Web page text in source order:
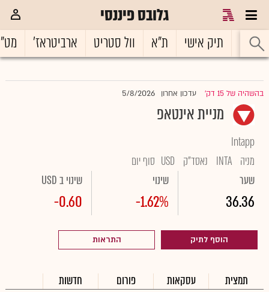
גלובס פיננסי
ראשי תיק אישי ת"א וול סטריט ארביטראז'
בהשהיה של 15 דק' עדכון אחרון 5/8/2026
מניית אינטאפ
Intapp
מניה INTA נאסד"ק USD סוף יום
שער
36.36
שינוי
-1.62%
שינוי ב USD
-0.60
הוסף לתיק התראות
תמצית עסקאות פורום חדשות